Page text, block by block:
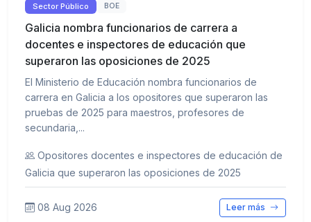
Sector Público BOE
Galicia nombra funcionarios de carrera a
docentes e inspectores de educación que
superaron las oposiciones de 2025
El Ministerio de Educación nombra funcionarios de
carrera en Galicia a los opositores que superaron las
pruebas de 2025 para maestros, profesores de
secundaria,...
Opositores docentes e inspectores de educación de
Galicia que superaron las oposiciones de 2025
08 Aug 2026 Leer más